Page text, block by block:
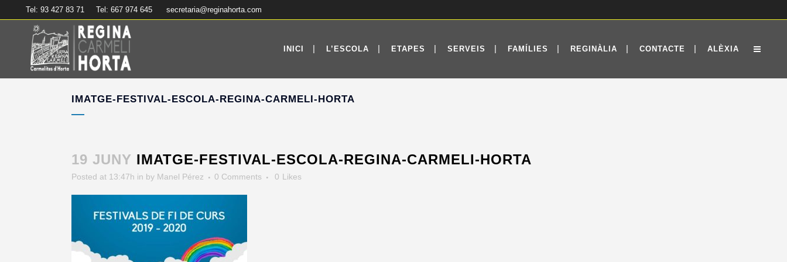
Tel: 93 427 83 71 Tel: 667 974 645 secretaria@reginahorta.com
INICI L’ESCOLA ETAPES SERVEIS FAMÍLIES REGINÀLIA CONTACTE ALÈXIA
IMATGE-FESTIVAL-ESCOLA-REGINA-CARMELI-HORTA
19 JUNY IMATGE-FESTIVAL-ESCOLA-REGINA-CARMELI-HORTA
Posted at 13:47h in by Manel Pérez 0 Comments 0 Likes